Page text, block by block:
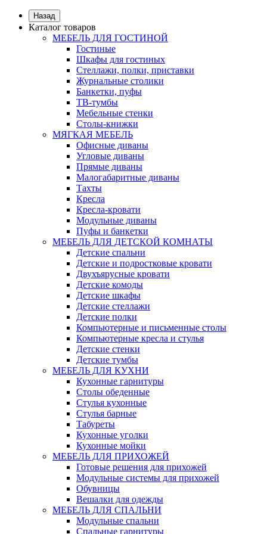
Назад
Каталог товаров
МЕБЕЛЬ ДЛЯ ГОСТИНОЙ
Гостиные
Шкафы для гостиных
Стеллажи, полки, приставки
Журнальные столики
Банкетки, пуфы
ТВ-тумбы
Мебельные стенки
Столы-книжки
МЯГКАЯ МЕБЕЛЬ
Офисные диваны
Угловые диваны
Прямые диваны
Малогабаритные диваны
Тахты
Кресла
Кресла-кровати
Модульные диваны
Пуфы и банкетки
МЕБЕЛЬ ДЛЯ ДЕТСКОЙ КОМНАТЫ
Детские спальни
Детские и подростковые кровати
Двухъярусные кровати
Детские комоды
Детские шкафы
Детские стеллажи
Детские полки
Компьютерные и письменные столы
Компьютерные кресла и стулья
Детские стенки
Детские тумбы
МЕБЕЛЬ ДЛЯ КУХНИ
Кухонные гарнитуры
Столы обеденные
Стулья кухонные
Стулья барные
Табуреты
Кухонные уголки
Кухонные мойки
МЕБЕЛЬ ДЛЯ ПРИХОЖЕЙ
Готовые решения для прихожей
Модульные системы для прихожей
Обувницы
Вешалки для одежды
МЕБЕЛЬ ДЛЯ СПАЛЬНИ
Модульные спальни
Спальные гарнитуры